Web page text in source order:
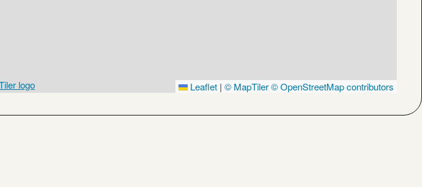
Leaflet | © MapTiler© OpenStreetMap contributors